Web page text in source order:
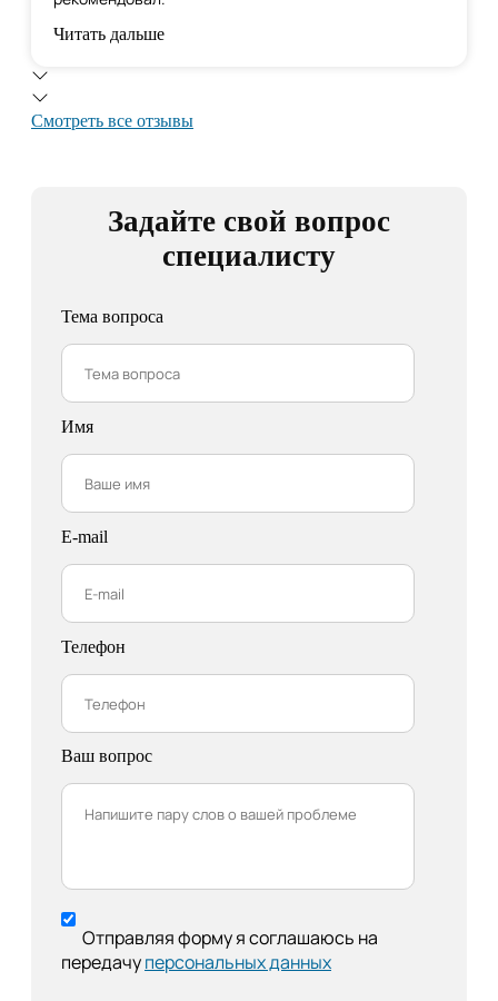
Читать дальше
Смотреть все отзывы
Задайте свой вопрос
специалисту
Тема вопроса
Имя
E-mail
Телефон
Ваш вопрос
Отправляя форму я соглашаюсь на
передачуперсональных данных